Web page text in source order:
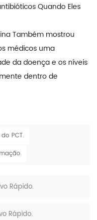
Quando Eles
Também mostrou
médicos uma
da doença e os níveis
dentro de
PCT.
Rápido.
Rápido.